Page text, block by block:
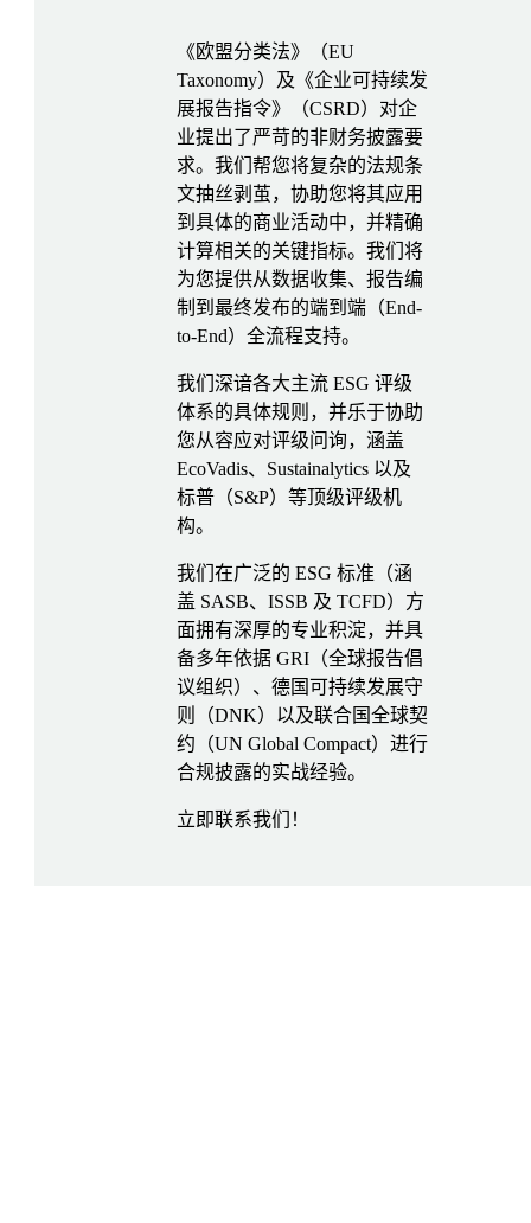
《欧盟分类法》（EU
Taxonomy）及《企业可持续发
展报告指令》（CSRD）对企
业提出了严苛的非财务披露要
求。我们帮您将复杂的法规条
文抽丝剥茧，协助您将其应用
到具体的商业活动中，并精确
计算相关的关键指标。我们将
为您提供从数据收集、报告编
制到最终发布的端到端（End-
to-End）全流程支持。
我们深谙各大主流 ESG 评级
体系的具体规则，并乐于协助
您从容应对评级问询，涵盖
EcoVadis、Sustainalytics 以及
标普（S&P）等顶级评级机
构。
我们在广泛的 ESG 标准（涵
盖 SASB、ISSB 及 TCFD）方
面拥有深厚的专业积淀，并具
备多年依据 GRI（全球报告倡
议组织）、德国可持续发展守
则（DNK）以及联合国全球契
约（UN Global Compact）进行
合规披露的实战经验。
立即联系我们！